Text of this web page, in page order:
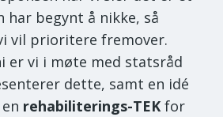
har begynt å nikke, så
vil prioritere fremover.
er vi i møte med statsråd
dette, samt en idé
rehabiliterings-TEK for